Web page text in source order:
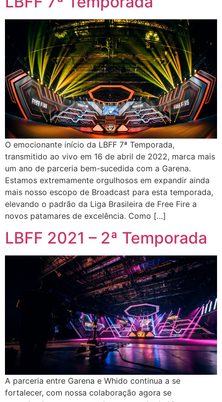
O emocionante início da LBFF 7ª Temporada,
transmitido ao vivo em 16 de abril de 2022, marca mais
um ano de parceria bem-sucedida com a Garena.
Estamos extremamente orgulhosos em expandir ainda
mais nosso escopo de Broadcast para esta temporada,
elevando o padrão da Liga Brasileira de Free Fire a
novos patamares de excelência. Como […]
LBFF 2021 – 2ª Temporada
A parceria entre Garena e Whido continua a se
fortalecer, com nossa colaboração agora se